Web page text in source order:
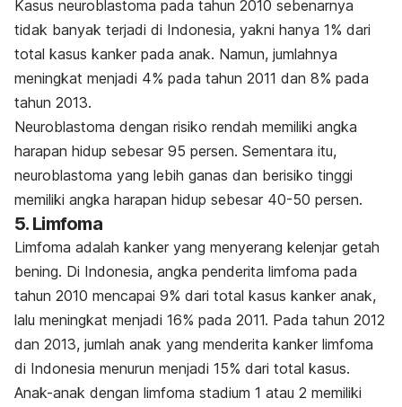
Kasus neuroblastoma pada tahun 2010 sebenarnya
tidak banyak terjadi di Indonesia, yakni hanya 1% dari
total kasus kanker pada anak. Namun, jumlahnya
meningkat menjadi 4% pada tahun 2011 dan 8% pada
tahun 2013.
Neuroblastoma dengan risiko rendah memiliki angka
harapan hidup sebesar 95 persen. Sementara itu,
neuroblastoma yang lebih ganas dan berisiko tinggi
memiliki angka harapan hidup sebesar 40-50 persen.
5. Limfoma
Limfoma adalah kanker yang menyerang kelenjar getah
bening. Di Indonesia, angka penderita limfoma pada
tahun 2010 mencapai 9% dari total kasus kanker anak,
lalu meningkat menjadi 16% pada 2011. Pada tahun 2012
dan 2013, jumlah anak yang menderita kanker limfoma
di Indonesia menurun menjadi 15% dari total kasus.
Anak-anak dengan limfoma stadium 1 atau 2 memiliki